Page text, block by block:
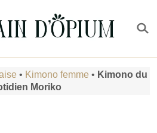
• Kimono femme • Kimono du
Moriko